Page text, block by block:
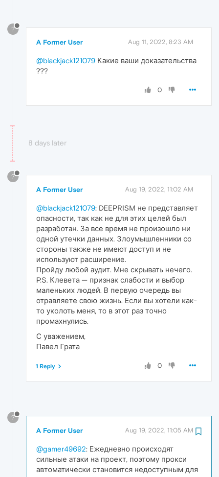
?
A Former User Aug 11, 2022, 8:23 AM
@blackjack121079 Какие ваши доказательства
???
0
8 days later
?
A Former User Aug 19, 2022, 11:02 AM
@blackjack121079: DEEPRISM не представляет
опасности, так как не для этих целей был
разработан. За все время не произошло ни
одной утечки данных. Злоумышленники со
стороны также не имеют доступ и не
используют расширение.
Пройду любой аудит. Мне скрывать нечего.
P.S. Клевета — признак слабости и выбор
маленьких людей. В первую очередь вы
отравляете свою жизнь. Если вы хотели как-
то уколоть меня, то в этот раз точно
промахнулись.
С уважением,
Павел Грата
0
1 Reply
?
A Former User Aug 19, 2022, 11:05 AM
@gamer49692: Ежедневно происходят
сильные атаки на проект, поэтому прокси
автоматически становится недоступным для